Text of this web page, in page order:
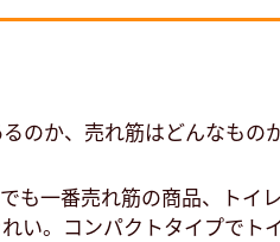
か、売れ筋はどんなもの
も一番売れ筋の商品、トイ
。コンパクトタイプでト